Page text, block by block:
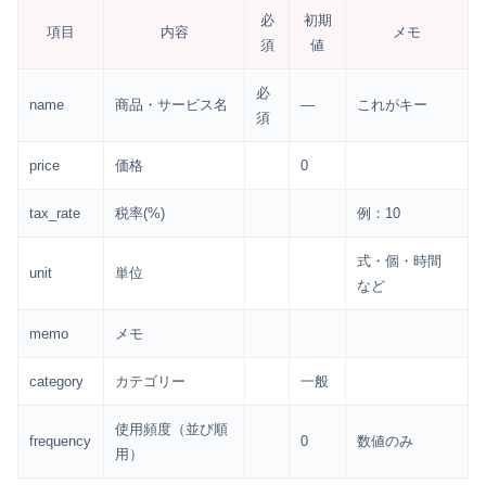
項目 内容
必
須
初期
値
メモ
name 商品・サービス名
必
須
— これがキー
price 価格 0
tax_rate 税率(%) 例：10
unit 単位
式・個・時間
など
memo メモ
category カテゴリー 一般
frequency
使用頻度（並び順
用）
0 数値のみ